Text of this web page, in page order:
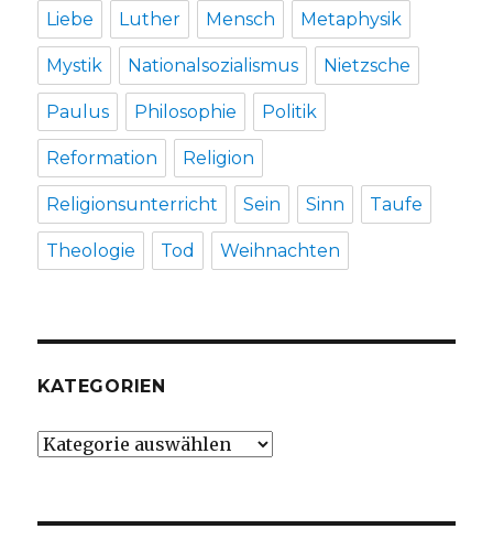
Liebe Luther Mensch Metaphysik
Mystik Nationalsozialismus Nietzsche
Paulus Philosophie Politik
Reformation Religion
Religionsunterricht Sein Sinn Taufe
Theologie Tod Weihnachten
KATEGORIEN
Kategorien